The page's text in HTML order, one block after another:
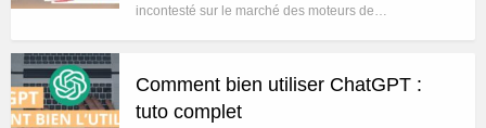
incontesté sur le marché des moteurs de…
Comment bien utiliser ChatGPT :
tuto complet